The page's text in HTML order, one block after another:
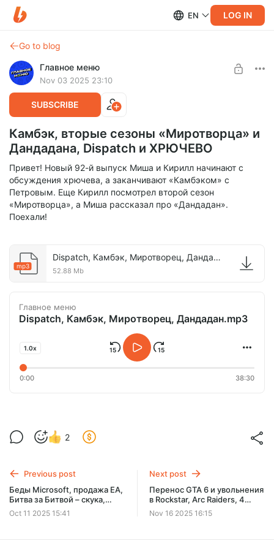
EN LOG IN
Go to blog
Главное меню
Nov 03 2025 23:10
SUBSCRIBE
Камбэк, вторые сезоны «Миротворца» и
Дандадана, Dispatch и ХРЮЧЕВО
Привет! Новый 92-й выпуск Миша и Кирилл начинают с
обсуждения хрючева, а заканчивают «Камбэком» с
Петровым. Еще Кирилл посмотрел второй сезон
«Миротворца», а Миша рассказал про «Дандадан».
Поехали!
mp3
Dispatch, Камбэк, Миротворец, Дандадан.mp3
52.88 Mb
Главное меню
Dispatch, Камбэк, Миротворец, Дандадан.mp3
1.0x
0:00 38:30
2
Previous post
Беды Microsoft, продажа EA,
Битва за Битвой – скука,
Миротворец и Выход 8
Oct 11 2025 15:41
Next post
Перенос GTA 6 и увольнения
в Rockstar, Arc Raiders, 4
сезон «Ведьмака» и Ghost of
Yotei
Nov 16 2025 16:15